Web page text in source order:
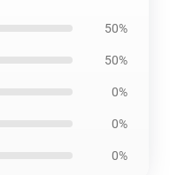
50%
50%
0%
0%
0%